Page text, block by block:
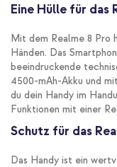
Eine Hülle für das
Mit dem Realme 8 Pro
Händen. Das
beeindruckende
4500-mAh-Akku und
du dein Handy im
Funktionen mit einer
Schutz für das
Das Handy ist ein